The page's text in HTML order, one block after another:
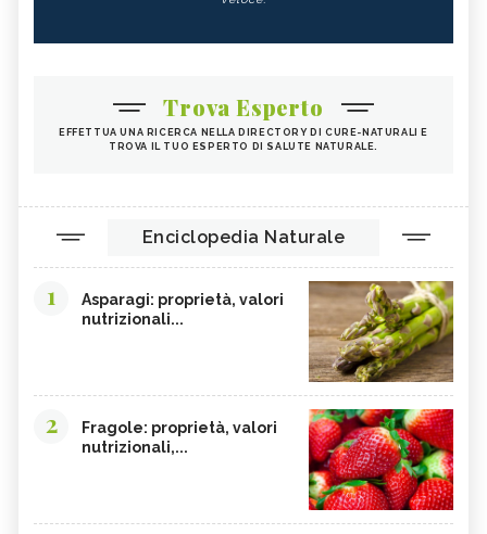
Trova Esperto
EFFETTUA UNA RICERCA NELLA DIRECTORY DI CURE-NATURALI E
TROVA IL TUO ESPERTO DI SALUTE NATURALE.
Enciclopedia Naturale
1
Asparagi: proprietà, valori
nutrizionali...
2
Fragole: proprietà, valori
nutrizionali,...